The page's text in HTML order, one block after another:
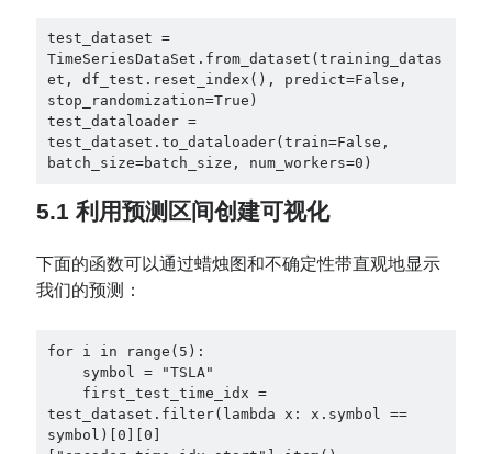
test_dataset =
TimeSeriesDataSet.from_dataset(training_datas
et, df_test.reset_index(), predict=False,
stop_randomization=True)
test_dataloader =
test_dataset.to_dataloader(train=False,
batch_size=batch_size, num_workers=0)
5.1 利用预测区间创建可视化
下面的函数可以通过蜡烛图和不确定性带直观地显示
我们的预测：
for i in range(5):
test_dataset.filter(lambda x: x.symbol ==
symbol)[0][0]